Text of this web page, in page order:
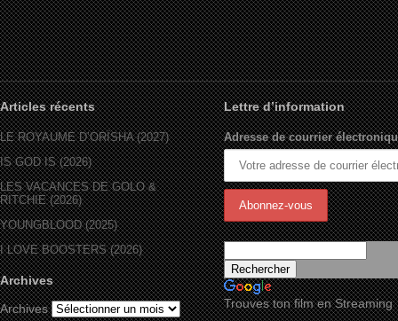
Articles récents
LE ROYAUME D’ORÏSHA (2027)
IS GOD IS (2026)
LES VACANCES DE GOLO &
RITCHIE (2026)
YOUNGBLOOD (2025)
I LOVE BOOSTERS (2026)
Archives
Archives
Lettre d’information
Adresse de courrier
Trouves ton film en Streaming